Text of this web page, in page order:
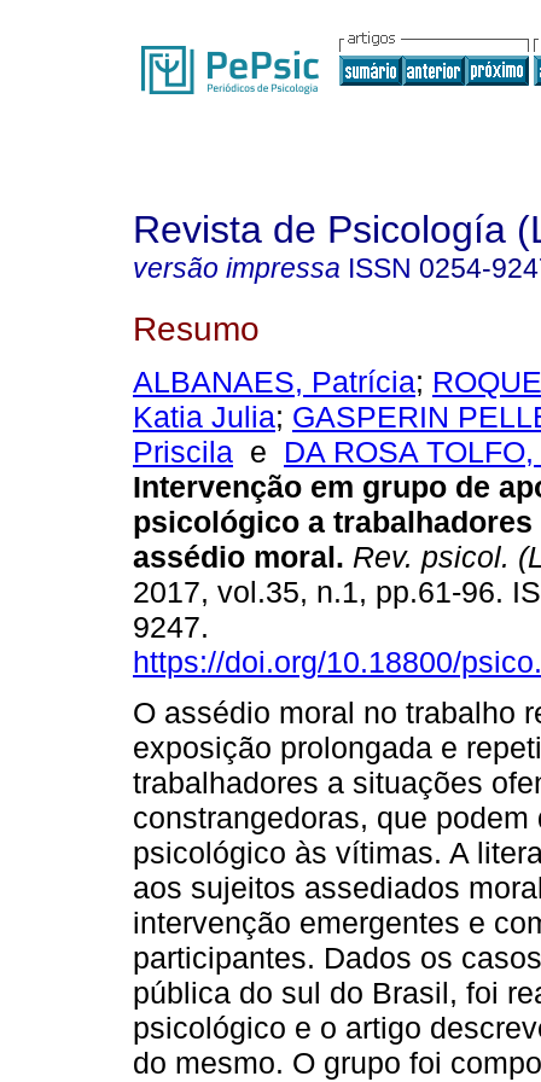
Revista de Psicología
versão impressa ISSN 0254-
Resumo
ALBANAES, Patrícia;
Katia Julia; GASPERIN
Priscila e DA ROSA
Intervenção em grupo de
psicológico a
assédio moral. Rev. psicol.
2017, vol.35, n.1, pp.61-96.
9247.
https://doi.org/10.18800/
O assédio moral no trabalho
exposição prolongada e
trabalhadores a situações
constrangedoras, que
psicológico às vítimas. A
aos sujeitos assediados
intervenção emergentes e
participantes. Dados os
pública do sul do Brasil, foi
psicológico e o artigo
do mesmo. O grupo foi